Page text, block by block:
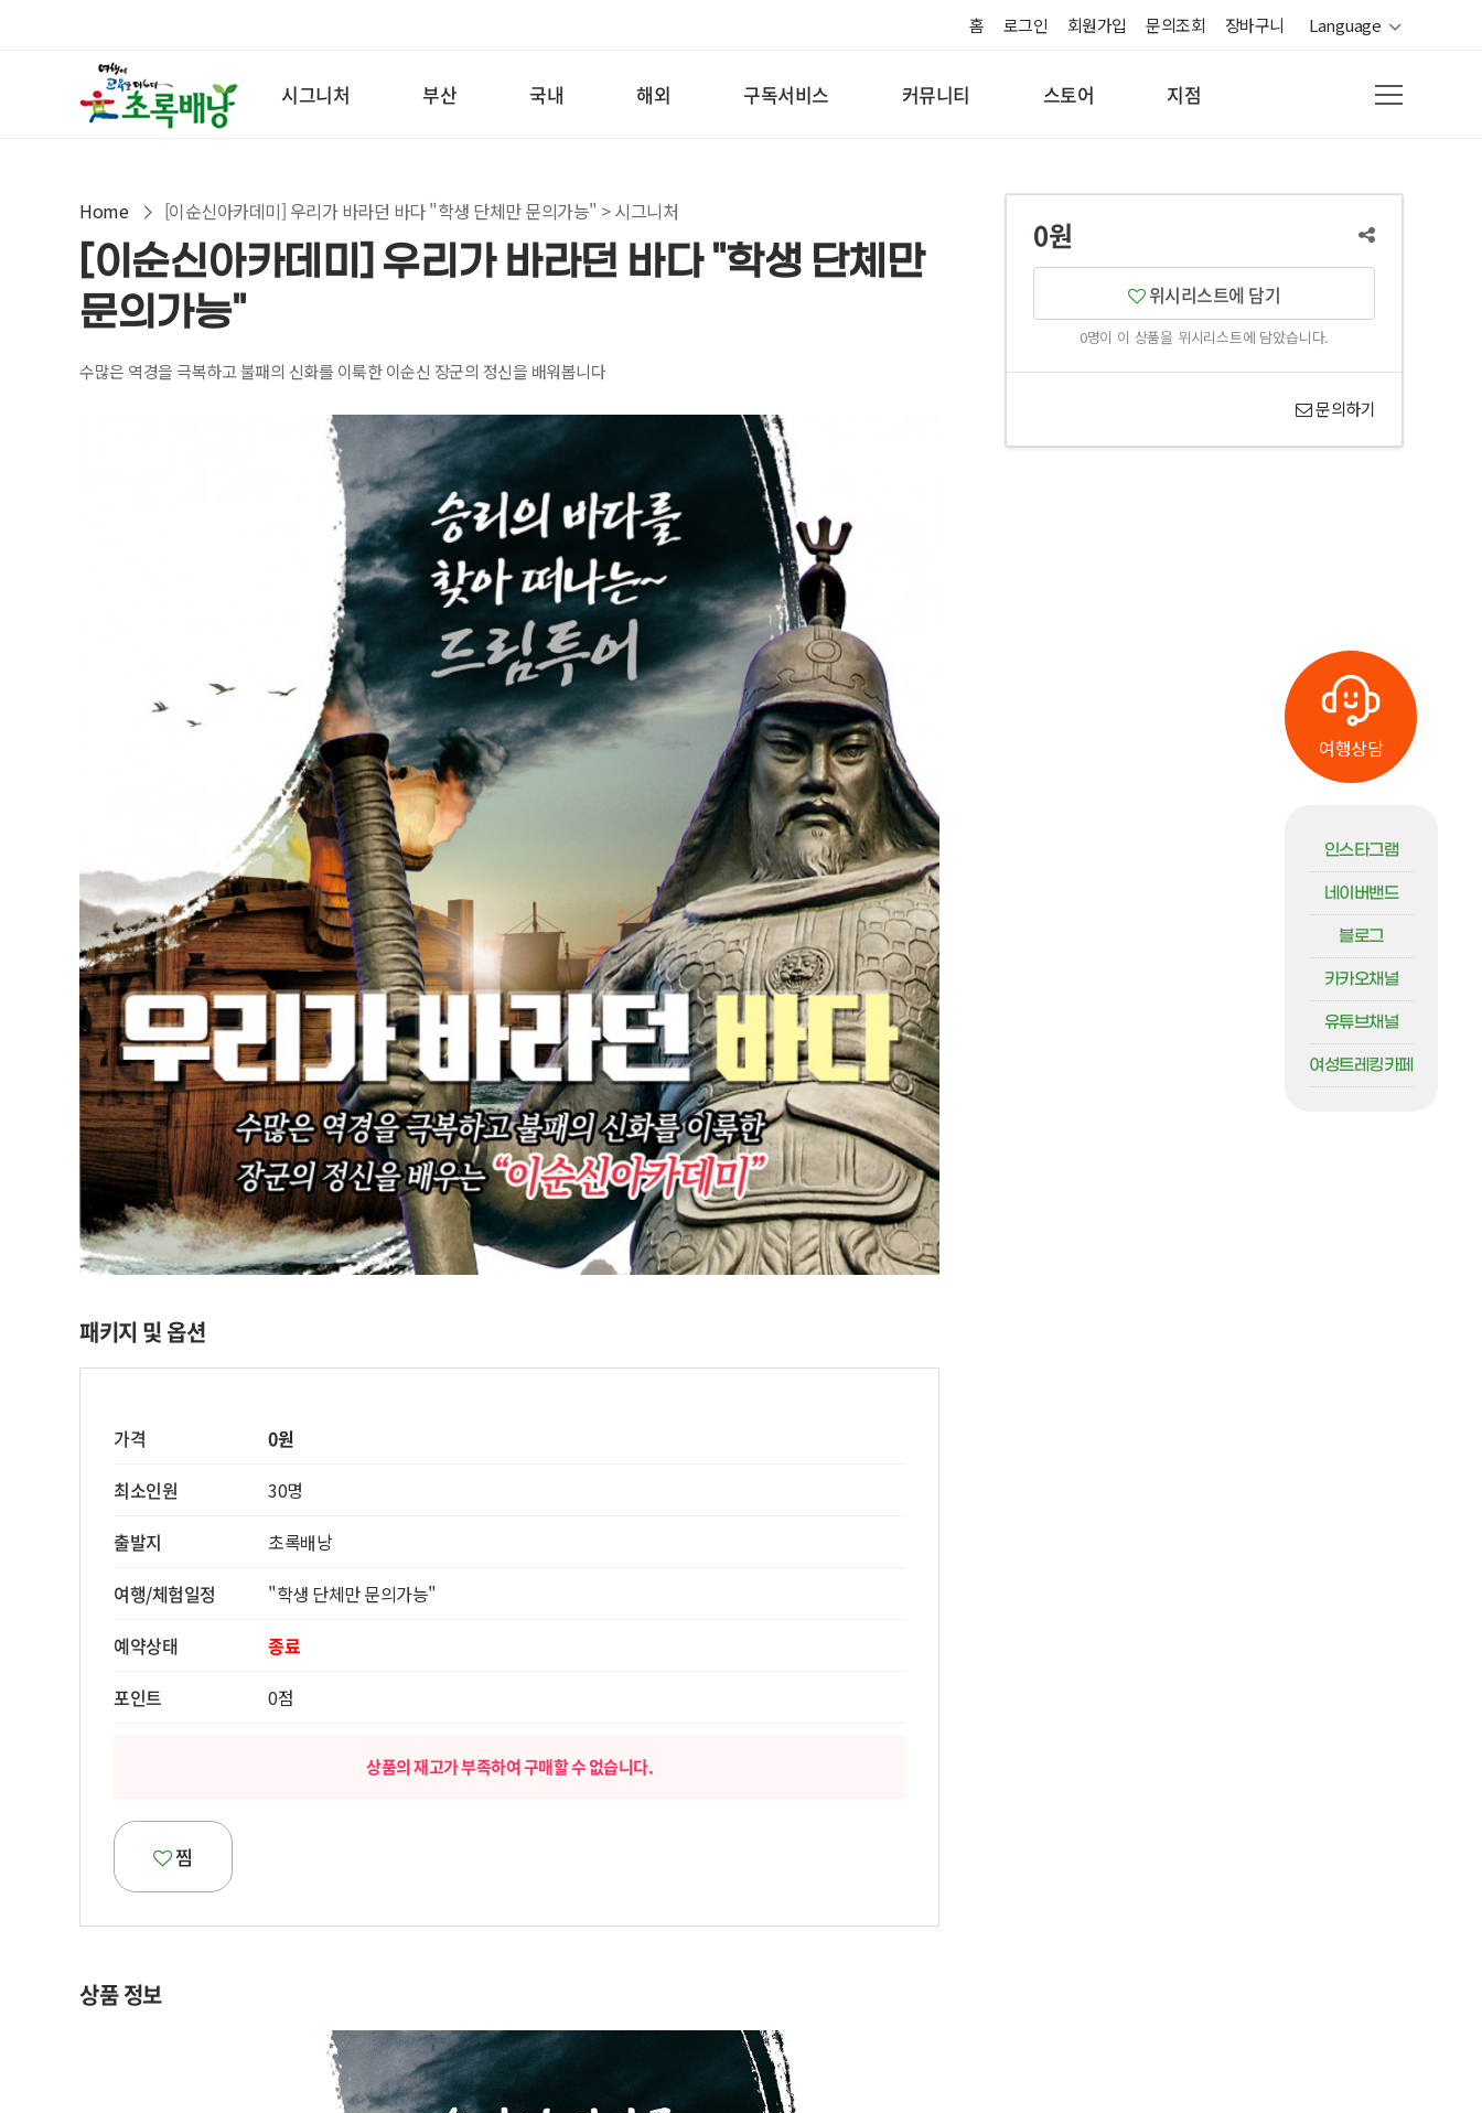
홈 로그인 회원가입 문의조회 장바구니 Language
시그니처 부산 국내 해외 구독서비스 커뮤니티 스토어 지점
0원
위시리스트에 담기
0명이 이 상품을 위시리스트에 담았습니다.
문의하기
Home [이순신아카데미] 우리가 바라던 바다 "학생 단체만 문의가능" > 시그니처
[이순신아카데미] 우리가 바라던 바다 "학생 단체만
문의가능"
수많은 역경을 극복하고 불패의 신화를 이룩한 이순신 장군의 정신을 배워봅니다
패키지 및 옵션
가격
0원
최소인원
30명
출발지
초록배낭
여행/체험일정
"학생 단체만 문의가능"
예약상태
종료
포인트
0점
상품의 재고가 부족하여 구매할 수 없습니다.
찜
상품 정보
여행상담
인스타그램
네이버밴드
블로그
카카오채널
유튜브채널
여성트레킹카페